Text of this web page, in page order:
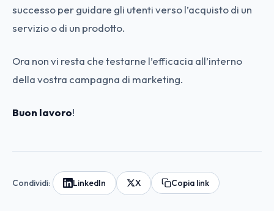
successo per guidare gli utenti verso l’acquisto di un
servizio o di un prodotto.
Ora non vi resta che testarne l’efficacia all’interno
della vostra campagna di marketing.
Buon lavoro!
Condividi: LinkedIn X Copia link